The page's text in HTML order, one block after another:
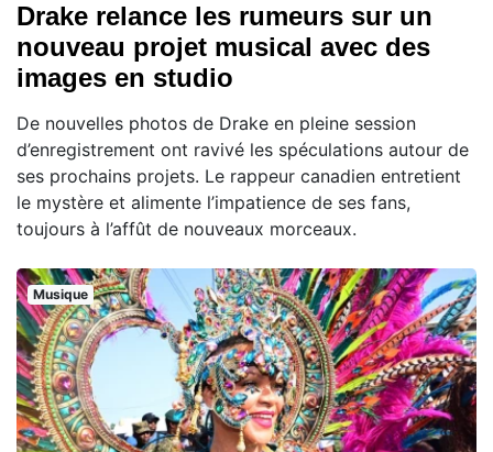
Drake relance les rumeurs sur un
nouveau projet musical avec des
images en studio
De nouvelles photos de Drake en pleine session
d’enregistrement ont ravivé les spéculations autour de
ses prochains projets. Le rappeur canadien entretient
le mystère et alimente l’impatience de ses fans,
toujours à l’affût de nouveaux morceaux.
Musique